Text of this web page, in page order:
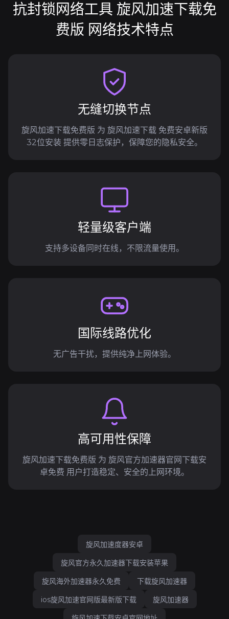
抗封锁网络工具 旋风加速下载免
费版 网络技术特点
无缝切换节点
旋风加速下载免费版 为 旋风加速下载 免费安卓新版
32位安装 提供零日志保护，保障您的隐私安全。
轻量级客户端
支持多设备同时在线，不限流量使用。
国际线路优化
无广告干扰，提供纯净上网体验。
高可用性保障
旋风加速下载免费版 为 旋风官方加速器官网下载安
卓免费 用户打造稳定、安全的上网环境。
旋风加速度器安卓
旋风官方永久加速器下载安装苹果
旋风海外加速器永久免费
下载旋风加速器
ios旋风加速官网版最新版下载
旋风加速器